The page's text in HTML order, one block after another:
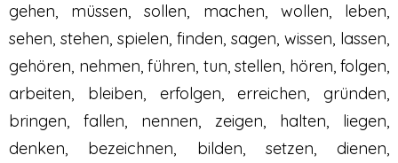
gehen, müssen,sollen, machen, wollen, leben,
sehen, stehen, spielen, finden, sagen, wissen, lassen,
gehören, nehmen, führen, tun, stellen, hören, folgen,
arbeiten, bleiben, erfolgen, erreichen, gründen,
bringen, fallen, nennen, zeigen, halten, liegen,
denken, bezeichnen, bilden, setzen, dienen,